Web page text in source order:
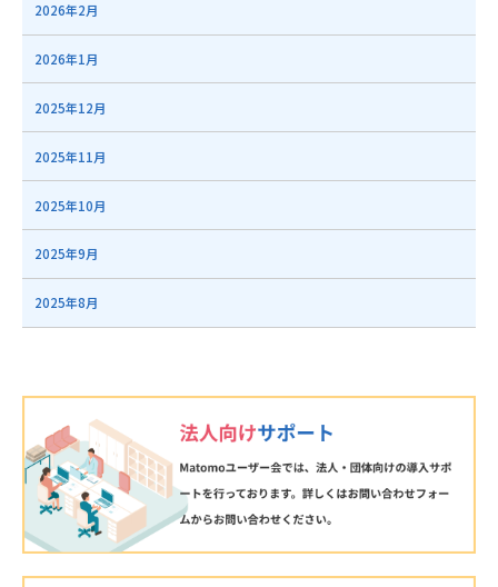
2026年2月
2026年1月
2025年12月
2025年11月
2025年10月
2025年9月
2025年8月